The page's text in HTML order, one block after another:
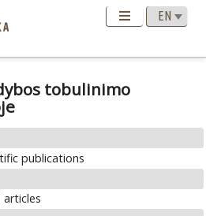
tobulinimo
publications
articles